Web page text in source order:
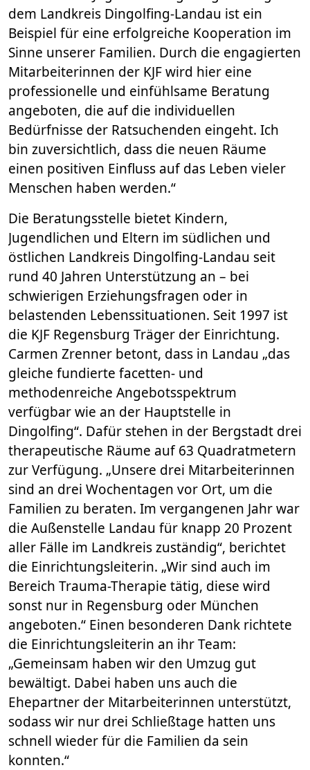
dem Landkreis Dingolfing-Landau ist ein
Beispiel für eine erfolgreiche Kooperation im
Sinne unserer Familien. Durch die engagierten
Mitarbeiterinnen der KJF wird hier eine
professionelle und einfühlsame Beratung
angeboten, die auf die individuellen
Bedürfnisse der Ratsuchenden eingeht. Ich
bin zuversichtlich, dass die neuen Räume
einen positiven Einfluss auf das Leben vieler
Menschen haben werden.“
Die Beratungsstelle bietet Kindern,
Jugendlichen und Eltern im südlichen und
östlichen Landkreis Dingolfing-Landau seit
rund 40 Jahren Unterstützung an – bei
schwierigen Erziehungsfragen oder in
belastenden Lebenssituationen. Seit 1997 ist
die KJF Regensburg Träger der Einrichtung.
Carmen Zrenner betont, dass in Landau „das
gleiche fundierte facetten- und
methodenreiche Angebotsspektrum
verfügbar wie an der Hauptstelle in
Dingolfing“. Dafür stehen in der Bergstadt drei
therapeutische Räume auf 63 Quadratmetern
zur Verfügung. „Unsere drei Mitarbeiterinnen
sind an drei Wochentagen vor Ort, um die
Familien zu beraten. Im vergangenen Jahr war
die Außenstelle Landau für knapp 20 Prozent
aller Fälle im Landkreis zuständig“, berichtet
die Einrichtungsleiterin. „Wir sind auch im
Bereich Trauma-Therapie tätig, diese wird
sonst nur in Regensburg oder München
angeboten.“ Einen besonderen Dank richtete
die Einrichtungsleiterin an ihr Team:
„Gemeinsam haben wir den Umzug gut
bewältigt. Dabei haben uns auch die
Ehepartner der Mitarbeiterinnen unterstützt,
sodass wir nur drei Schließtage hatten uns
schnell wieder für die Familien da sein
konnten.“